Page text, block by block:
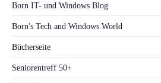
Born IT- und Windows Blog
Born's Tech and Windows World
Bücherseite
Seniorentreff 50+